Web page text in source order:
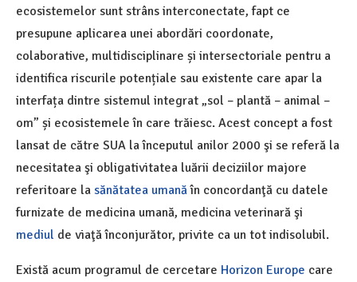
ecosistemelor sunt strâns interconectate, fapt ce
presupune aplicarea unei abordări coordonate,
colaborative, multidisciplinare și intersectoriale pentru a
identifica riscurile potențiale sau existente care apar la
interfața dintre sistemul integrat „sol – plantă – animal –
om” și ecosistemele în care trăiesc. Acest concept a fost
lansat de către SUA la începutul anilor 2000 şi se referă la
necesitatea şi obligativitatea luării deciziilor majore
referitoare la sănătatea umanăîn concordanţă cu datele
furnizate de medicina umană, medicina veterinară şi
mediul de viaţă înconjurător, privite ca un tot indisolubil.
Există acum programul de cercetare Horizon Europe care